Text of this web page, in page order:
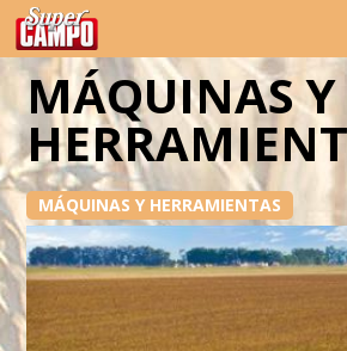
Temas de hoy
MÁQUINAS Y
MÁQUINAS Y HERRAMIENTAS